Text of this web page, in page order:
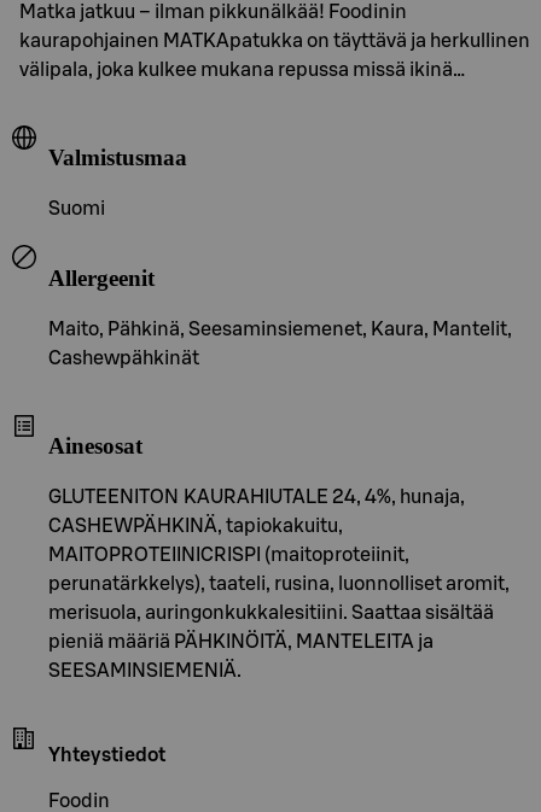
Matka jatkuu – ilman pikkunälkää! Foodinin
kaurapohjainen MATKApatukka on täyttävä ja herkullinen
välipala, joka kulkee mukana repussa missä ikinä…
Valmistusmaa
Suomi
Allergeenit
Maito, Pähkinä, Seesaminsiemenet, Kaura, Mantelit,
Cashewpähkinät
Ainesosat
GLUTEENITON KAURAHIUTALE 24, 4%, hunaja,
CASHEWPÄHKINÄ, tapiokakuitu,
MAITOPROTEIINICRISPI (maitoproteiinit,
perunatärkkelys), taateli, rusina, luonnolliset aromit,
merisuola, auringonkukkalesitiini. Saattaa sisältää
pieniä määriä PÄHKINÖITÄ, MANTELEITA ja
SEESAMINSIEMENIÄ.
Yhteystiedot
Foodin